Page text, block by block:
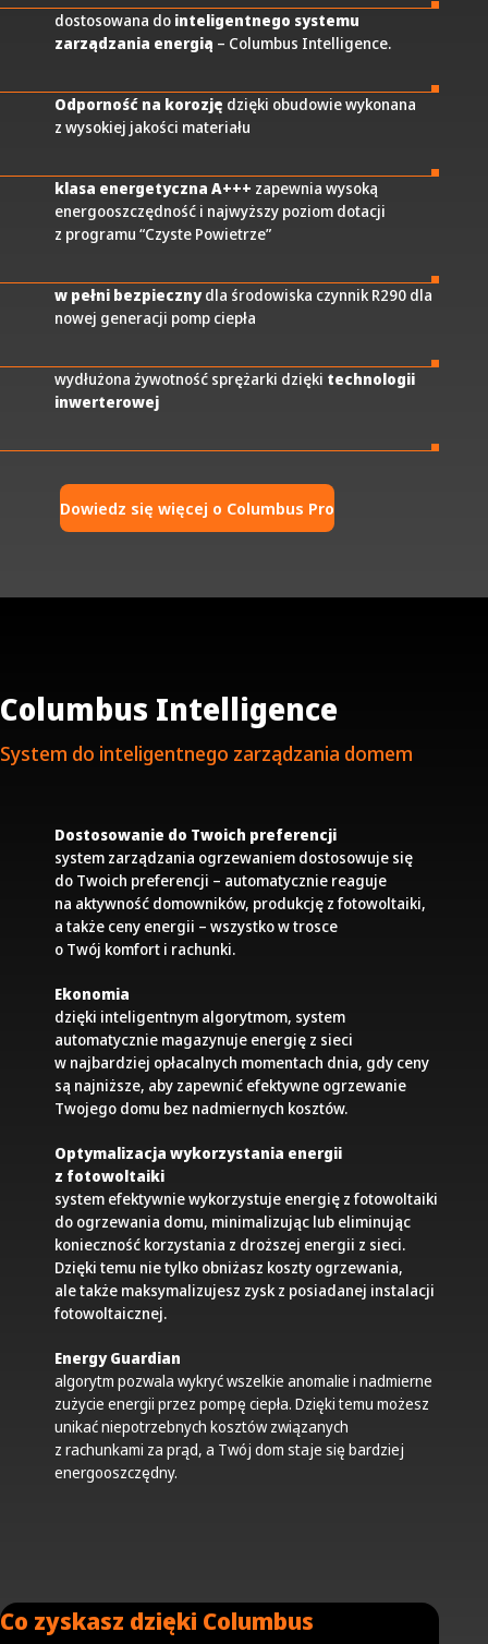
dostosowana do inteligentnego systemu
zarządzania energią – Columbus Intelligence.
Odporność na korozję dzięki obudowie wykonana
z wysokiej jakości materiału
klasa energetyczna A+++ zapewnia wysoką
energooszczędność i najwyższy poziom dotacji
z programu “Czyste Powietrze”
w pełni bezpiecznydla środowiska czynnik R290 dla
nowej generacji pomp ciepła
wydłużona żywotność sprężarki dzięki technologii
inwerterowej
Dowiedz się więcej o Columbus Pro
Columbus Intelligence
System do inteligentnego zarządzania domem
Dostosowanie do Twoich preferencji
system zarządzania ogrzewaniem dostosowuje się
do Twoich preferencji – automatycznie reaguje
na aktywność domowników, produkcję z fotowoltaiki,
a także ceny energii – wszystko w trosce
o Twój komfort i rachunki.
Ekonomia
dzięki inteligentnym algorytmom, system
automatycznie magazynuje energię z sieci
w najbardziej opłacalnych momentach dnia, gdy ceny
są najniższe, aby zapewnić efektywne ogrzewanie
Twojego domu bez nadmiernych kosztów.
Optymalizacja wykorzystania energii
z fotowoltaiki
system efektywnie wykorzystuje energię z fotowoltaiki
do ogrzewania domu, minimalizując lub eliminując
konieczność korzystania z droższej energii z sieci.
Dzięki temu nie tylko obniżasz koszty ogrzewania,
ale także maksymalizujesz zysk z posiadanej instalacji
fotowoltaicznej.
Energy Guardian
algorytm pozwala wykryć wszelkie anomalie i nadmierne
zużycie energii przez pompę ciepła. Dzięki temu możesz
unikać niepotrzebnych kosztów związanych
z rachunkami za prąd, a Twój dom staje się bardziej
energooszczędny.
Co zyskasz dzięki Columbus